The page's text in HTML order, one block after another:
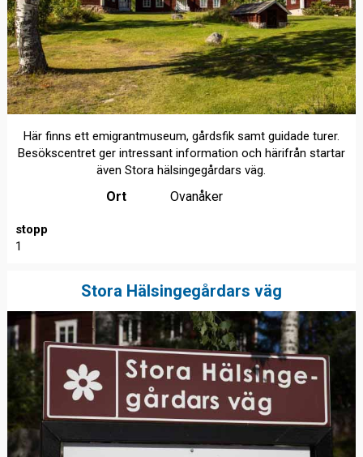
Här finns ett emigrantmuseum, gårdsfik samt guidade turer.
Besökscentret ger intressant information och härifrån startar
även Stora hälsingegårdars väg.
Ort Ovanåker
stopp
1
Stora Hälsingegårdars väg